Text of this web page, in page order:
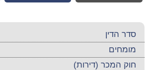
סדר הדין
מומחים
חוק המכר (דירות)